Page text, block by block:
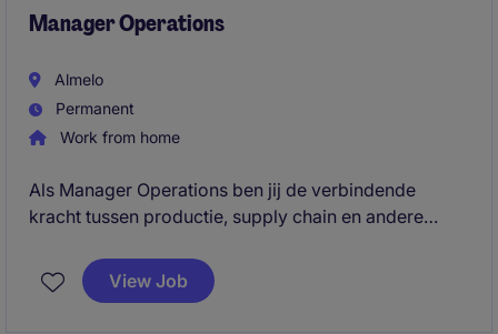
Manager Operations
Almelo
Permanent
Work from home
Als Manager Operations ben jij de verbindende
kracht tussen productie, supply chain en andere
versterkt en de fabriek verder ontwikkelt richting een
Lean en Operational Excellence cultuur. Daarnaast
View Job